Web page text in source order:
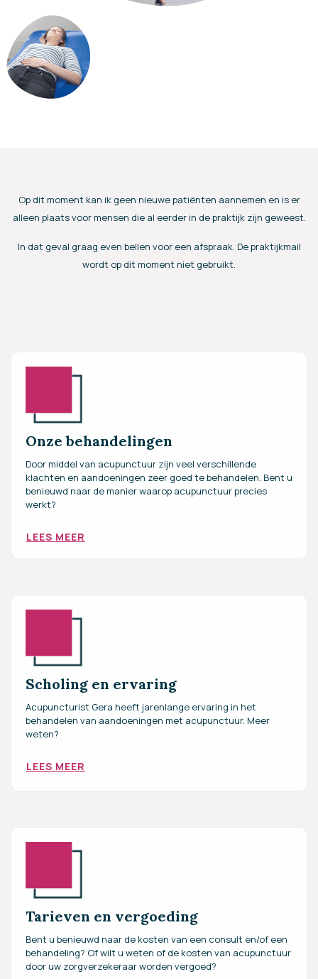
Op dit moment kan ik geen nieuwe patiënten aannemen en is er
alleen plaats voor mensen die al eerder in de praktijk zijn geweest.
In dat geval graag even bellen voor een afspraak. De praktijkmail
wordt op dit moment niet gebruikt.
Onze behandelingen
Door middel van acupunctuur zijn veel verschillende
klachten en aandoeningen zeer goed te behandelen. Bent u
benieuwd naar de manier waarop acupunctuur precies
werkt?
LEES MEER
Scholing en ervaring
Acupuncturist Gera heeft jarenlange ervaring in het
behandelen van aandoeningen met acupunctuur. Meer
weten?
LEES MEER
Tarieven en vergoeding
Bent u benieuwd naar de kosten van een consult en/of een
behandeling? Of wilt u weten of de kosten van acupunctuur
door uw zorgverzekeraar worden vergoed?